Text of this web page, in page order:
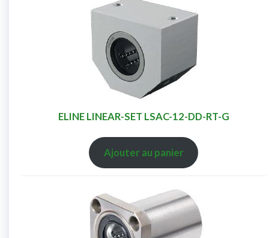
ELINE LINEAR-SET LSAC-12-DD-RT-G
Ajouter au panier